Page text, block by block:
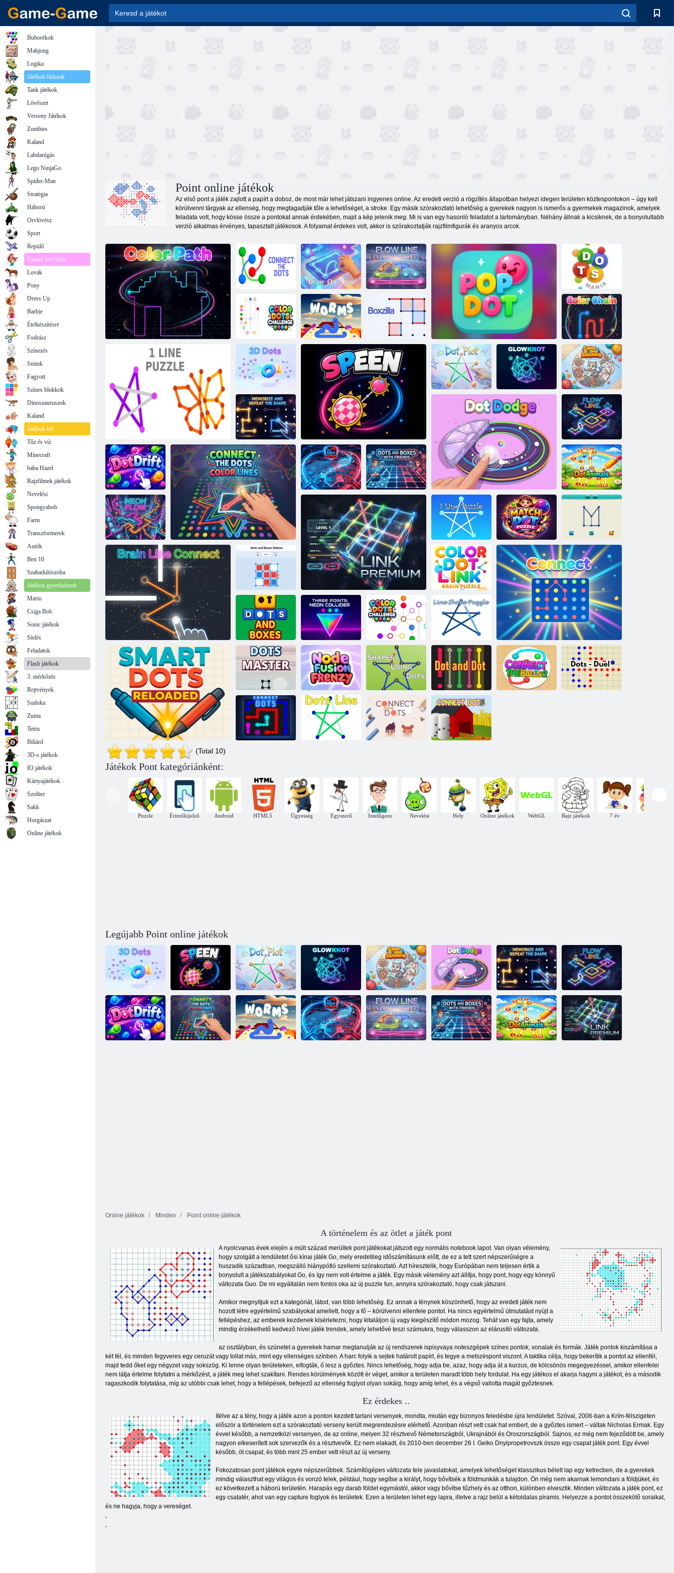
Point online játékok
Az első pont a játék zajlott a papírt a doboz, de most már lehet játszani ingyenes online. Az eredeti verzió a rögzítés állapotban helyezi idegen területen köztespontokon – úgy kell
körülvenni tárgyak az ellenség, hogy megtagadják tőle a lehetőséget, a stroke. Egy másik szórakoztató lehetőség a gyerekek nagyon is ismerős a gyermekek magazinok, amelyek
feladata volt, hogy kösse össze a pontokat annak érdekében, majd a kép jelenik meg. Mi is van egy hasonló feladatot a tartományban. Néhány állnak a kicsiknek, de a bonyolultabb
verzió alkalmas érvényes, tapasztalt játékosok. A folyamat érdekes volt, akkor is szórakoztatják rajzfilmfigurák és aranyos arcok.
Csatlakoztassa a
pontot
Rajzolj egy
vonalat
Flow Line
Pop Dot
Dots mánia
Színes pontok
kihívása
Férgek
1 vonalú puzzle
Boxzilla Színes lánc
3D pontok
Speen
Dot Plot Glowknot
Színes Kötelek
Varrás
Dot Dodge
Jegyezze meg és
ismételje meg az
alakzatot
Flow Line
Dot Drift
Csatlakoztassa a pontszínvonalakat
Pontok és
dobozok
Pontok és
dobozok a
barátokkal
DotAnimals
Link Premium
Neon Flow 1 soros rejtvény
Match Dot
Puzzle
Brain Line Connect
Lone Line
Dots and Boxes
Deluxe
Color Dot Link
Brain Puzzle
Pontok és
Három pont
Color Dots
Challenge
Vonal alakú
puzzle
Dots mester
Csomópont
fúziós őrület
Alakzatok
pontokkal
Pont és pont
pontokat
(Total 10)
Játékok Pont kategóriánként:
Puzzle Érintőkijelző Android HTML5 Ügyesség Egyszerű Intelligens Nevelési Hely Online játékok WebGL Rajz játékok 7 év
Legújabb Point online játékok
3D pontok Speen Dot Plot Glowknot
Színes Kötelek
Varrás
Dot Dodge
Jegyezze meg és
ismételje meg az
alakzatot
Flow Line
Online játékok Minden Point online játékok
A történelem és az ötlet a játék pont
A nyolcvanas évek elején a múlt század merültek pont játékokat játszott egy normális notebook lapot. Van olyan vélemény,
hogy szolgált a lendületet ősi kínai játék Go, mely eredetileg időszámításunk előtt, de ez a tett szert népszerűségre a
huszadik században, megszálló hiánypótló szellemi szórakoztató. Azt híresztelik, hogy Európában nem teljesen értik a
bonyolult a játékszabályokat Go, és így nem volt értelme a játék. Egy másik vélemény azt állítja, hogy pont, hogy egy könnyű
változata Guo. De mi egyáltalán nem fontos oka az új puzzle fun, annyira szórakoztató, hogy csak játszani.
Amikor megnyitjuk ezt a kategóriát, látod, van több lehetőség. Ez annak a ténynek köszönhető, hogy az eredeti játék nem
hozott létre egyértelmű szabályokat amellett, hogy a fő – körülvenni ellenfele pontot. Ha nincs egyértelmű útmutatást nyújt a
fellépéshez, az emberek kezdenek kísérletezni, hogy kitaláljon új vagy kiegészítő módon mozog. Tehát van egy fajta, amely
mindig érzékelhető kedvező hívei játék trendek, amely lehetővé teszi számukra, hogy válasszon az elárusító változata.
az osztályban, és szünetet a gyerekek hamar megtanulják az új rendszerek ispisyvaya noteszgépek színes pontok, vonalak és formák. Játék pontok kiszámítása a
két fél, és minden fegyveres egy ceruzát vagy tollat ​​más, mint egy ellenséges színben. A harc folyik a sejtek határolt papírt, és tegye a metszéspont viszont. A taktika célja, hogy bekerítik a pontot az ellenfél,
majd tedd őket egy négyzet vagy sokszög. Ki lenne olyan területeken, elfogták, ő lesz a győztes. Nincs lehetőség, hogy adja be, azaz, hogy adja át a kurzus, de kölcsönös megegyezéssel, amikor ellenfelei
nem látja értelme folytatni a mérkőzést, a játék meg lehet szakítani. Rendes körülmények között ér véget, amikor a területen maradt több hely fordulat. Ha egy játékos el akarja hagyni a játékot, és a második
ragaszkodik folytatása, míg az utóbbi csak lehet, hogy a fellépések, befejező az ellenség foglyot olyan sokáig, hogy amíg lehet, és a végső vallotta magát győztesnek.
Ez érdekes ..
ítélve az a tény, hogy a játék azon a ponton kezdett tartani versenyek, mondta, miután egy bizonyos feledésbe újra lendületet. Szóval, 2006-ban a Krím-félszigeten
először a történelem ezt a szórakoztató verseny került megrendezésre elérhető. Azonban részt vett csak hat embert, de a győztes ismert – váltak Nicholas Ermak. Egy
évvel később, a nemzetközi versenyen, de az online, melyen 32 résztvevő Németországból, Ukrajnából és Oroszországból. Sajnos, ez még nem fejeződött be, amely
nagyon elkeserített sok szervezők és a résztvevők. Ez nem elakadt, és 2010-ben december 26 I. Geiko Dnyipropetrovszk össze egy csapat játék pont. Egy évvel
később, öt csapat, és több mint 25 ember vett részt az új verseny.
Fokozatosan pont játékok egyre népszerűbbek. Számítógépes változata tele javaslatokat, amelyek lehetőséget klasszikus bélelt lap egy ketrecben, de a gyerekek
mindig választhat egy világos és vonzó telek, például, hogy segítse a királyt, hogy bővítsék a földmunkák a tulajdon. Ön még nem akarnak lemondani a földjüket, és
ez következett a háború területén. Harapás egy darab földet egymástól, akkor vagy bővítse tűzhely és az otthon, különben elvesztik. Minden változata a játék pont, ez
egy csatatér, ahol van egy capture foglyok és területek. Ezen a területen lehet egy lapra, illetve a rajz belül a kétoldalas piramis. Helyezze a pontot összekötő soraikat,
és ne hagyja, hogy a vereséget.
,
,
Buborékok
Mahjong
Logika
Játékok fiúknak
Tank játékok
Lövészet
Verseny Játékok
Zombies
Kaland
Labdarúgás
Lego NinjaGo
Spider-Man
Stratégia
Háború
Orvlövész
Sport
Repülő
Games for Girls
Lovak
Pony
Dress Up
Barbie
Ételkészítésre
Fodrász
Színezés
Smink
Fagyott
Színes blokkok
Dinoszauruszok
Kaland
Játékok két
Tűz és víz
Minecraft
baba Hazel
Rajzfilmek játékok
Nevelési
Spongyabob
Farm
Transzformerek
Autók
Ben 10
Szabadulószoba
Játékok gyerekeknek
Mario
Csiga Bob
Sonic játékok
Síelés
Feladatok
Flash játékok
3. mérkőzés
Rejtvények
Sudoku
Zuma
Tetris
Biliárd
3D-s játékok
IO játékok
Kártyajátékok
Szoliter
Sakk
Horgászat
Online játékok